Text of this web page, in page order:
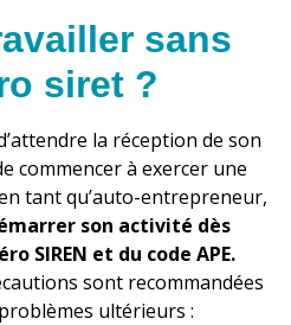
sans
siret ?
la réception de son
commencer à exercer une
tant qu’auto-entrepreneur,
son activité dès
SIREN et du code APE.
sont recommandées
ultérieurs :